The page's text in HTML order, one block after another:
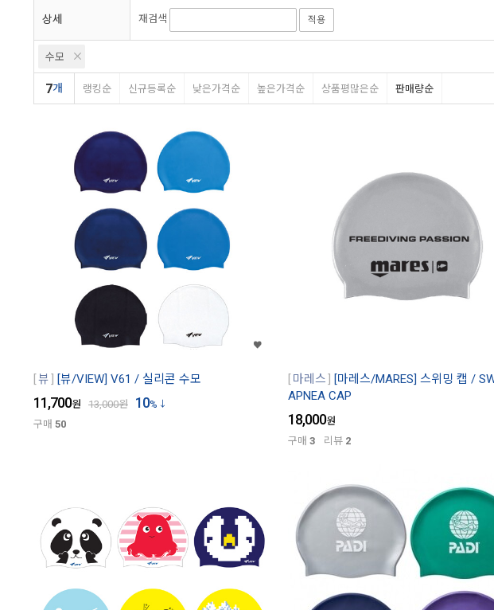
상세 재검색 적용
수모
7개 랭킹순 신규등록순 낮은가격순 높은가격순 상품평많은순 판매량순
뷰 [뷰/VIEW] V61 / 실리콘 수모
11,700원 13,000원 10%
구매 50
마레스
[마레스/MARES] 스위밍 캡 /
APNEA CAP
18,000원
구매 3 리뷰 2